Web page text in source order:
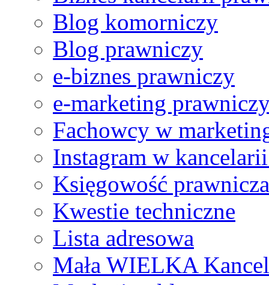
Ref no. 3
Korzystanie z usług pana Rafała Chmielewskiego,
Ref no. 2
Bardzo wysoko oceniam poziom merytoryczny i
Blog komorniczy
Blog prawniczy
e-biznes prawniczy
e-marketing
Fachowcy w
Instagram w
Księgowość prawnicza
Kwestie techniczne
Lista adresowa
Mała WIELKA